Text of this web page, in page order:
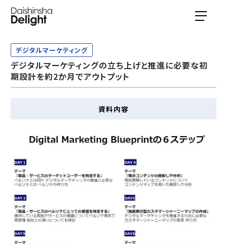
デジタルマーケティング
デジタルマーケティングの立ち上げと推進に必要な初
期設計を約2か月でアウトプット
資料内容